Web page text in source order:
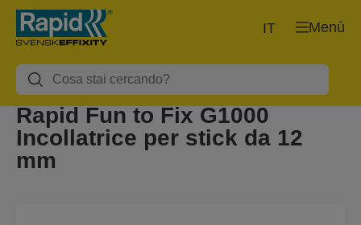
Menù
IT
Rapid Fun to Fix G1000
Incollatrice per stick da 12
mm